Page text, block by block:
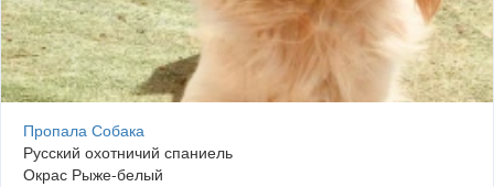
Пропала Собака
Русский охотничий спаниель
Окрас Рыже-белый